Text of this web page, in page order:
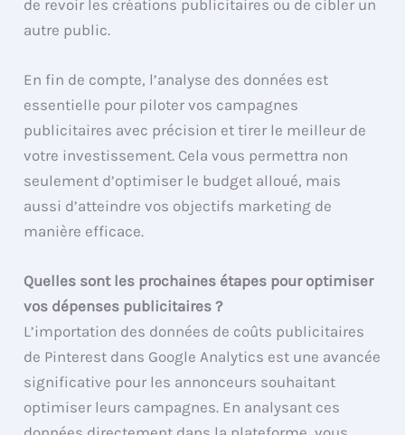
de revoir les créations publicitaires ou de cibler un
autre public.
En fin de compte, l’analyse des données est
essentielle pour piloter vos campagnes
publicitaires avec précision et tirer le meilleur de
votre investissement. Cela vous permettra non
seulement d’optimiser le budget alloué, mais
aussi d’atteindre vos objectifs marketing de
manière efficace.
Quelles sont les prochaines étapes pour optimiser
vos dépenses publicitaires ?
L’importation des données de coûts publicitaires
de Pinterest dans Google Analytics est une avancée
significative pour les annonceurs souhaitant
optimiser leurs campagnes. En analysant ces